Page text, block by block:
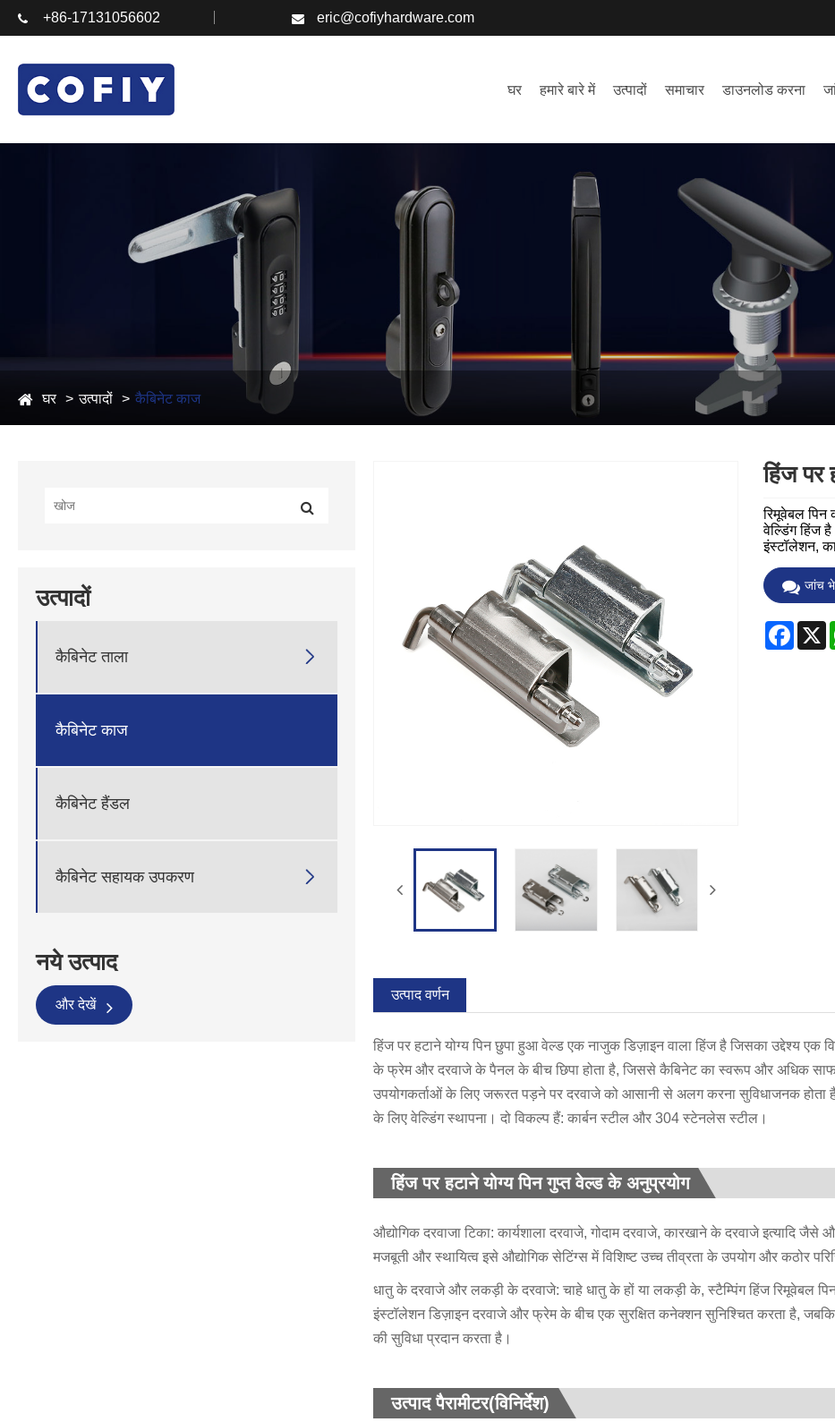
+86-17131056602 eric@cofiyhardware.com
घर हमारे बारे में उत्पादों समाचार डाउनलोड करना
घर उत्पादों कैबिनेट काज
उत्पादों
कैबिनेट ताला 
कैबिनेट काज
कैबिनेट हैंडल
कैबिनेट सहायक उपकरण 
नये उत्पाद
और देखें
हिंज पर
रिमूवेबल पिन
वेल्डिंग हिंज
इंस्टॉलेशन,
जांच
X
उत्पाद वर्णन
हिंज पर हटाने योग्य पिन छुपा हुआ वेल्ड एक नाजुक डिज़ाइन वाला हिंज है जिसका उद्देश्य एक
के फ्रेम और दरवाजे के पैनल के बीच छिपा होता है, जिससे कैबिनेट का स्वरूप और अधिक
उपयोगकर्ताओं के लिए जरूरत पड़ने पर दरवाजे को आसानी से अलग करना सुविधाजनक होता
के लिए वेल्डिंग स्थापना। दो विकल्प हैं: कार्बन स्टील और 304 स्टेनलेस स्टील।
हिंज पर हटाने योग्य पिन गुप्त वेल्ड के अनुप्रयोग
औद्योगिक दरवाजा टिका: कार्यशाला दरवाजे, गोदाम दरवाजे, कारखाने के दरवाजे इत्यादि
मजबूती और स्थायित्व इसे औद्योगिक सेटिंग्स में विशिष्ट उच्च तीव्रता के उपयोग और कठोर
धातु के दरवाजे और लकड़ी के दरवाजे: चाहे धातु के हों या लकड़ी के, स्टैम्पिंग हिंज रिमूवेबल
इंस्टॉलेशन डिज़ाइन दरवाजे और फ्रेम के बीच एक सुरक्षित कनेक्शन सुनिश्चित करता है,
की सुविधा प्रदान करता है।
उत्पाद पैरामीटर(विनिर्देश)